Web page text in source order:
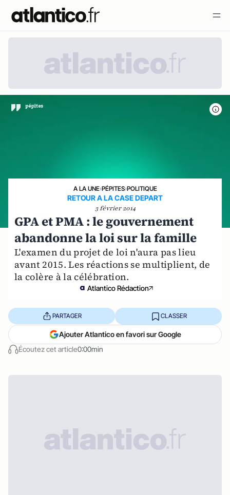
A LA UNE›PÉPITES›POLITIQUE
RETOUR A LA CASE DEPART
3 février 2014
GPA et PMA : le gouvernement
abandonne la loi sur la famille
L'examen du projet de loi n'aura pas lieu
avant 2015. Les réactions se multiplient, de
la colère à la célébration.
Atlantico Rédaction
Écoutez cet article0:00min
PARTAGER CLASSER
Ajouter Atlantico en favori sur Google